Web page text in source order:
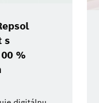
BCW 2026:
technológií
robotiku
Od senzorov po